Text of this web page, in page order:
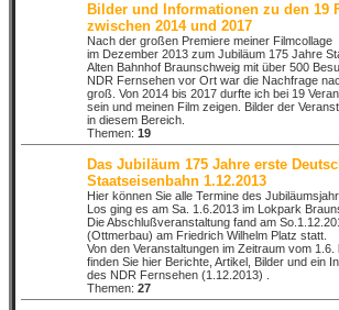
Bilder und Informationen zu den 19
zwischen 2014 und 2017
Nach der großen Premiere meiner Filmcollage
im Dezember 2013 zum Jubiläum 175 Jahre
Alten Bahnhof Braunschweig mit über 500
NDR Fernsehen vor Ort war die Nachfrage
groß. Von 2014 bis 2017 durfte ich bei 19
sein und meinen Film zeigen. Bilder der
in diesem Bereich.
Themen: 19
Das Jubiläum 175 Jahre erste
Staatseisenbahn 1.12.2013
Hier können Sie alle Termine des
Los ging es am Sa. 1.6.2013 im Lokpark
Die Abschlußveranstaltung fand am
(Ottmerbau) am Friedrich Wilhelm Platz statt.
Von den Veranstaltungen im Zeitraum vom
finden Sie hier Berichte, Artikel, Bilder und ein
des NDR Fernsehen (1.12.2013) .
Themen: 27